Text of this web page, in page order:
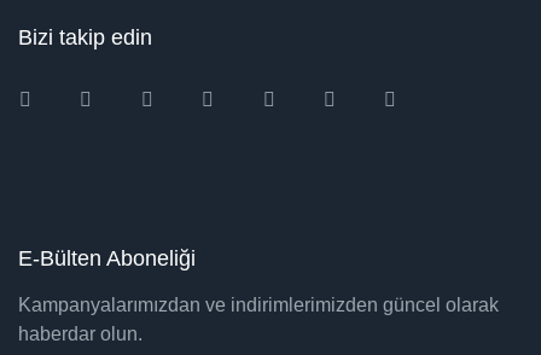
Bizi takip edin
InstagramFacebookTwitter Amazon Pinterest
E-Bülten Aboneliği
Kampanyalarımızdan ve indirimlerimizden güncel olarak
haberdar olun.